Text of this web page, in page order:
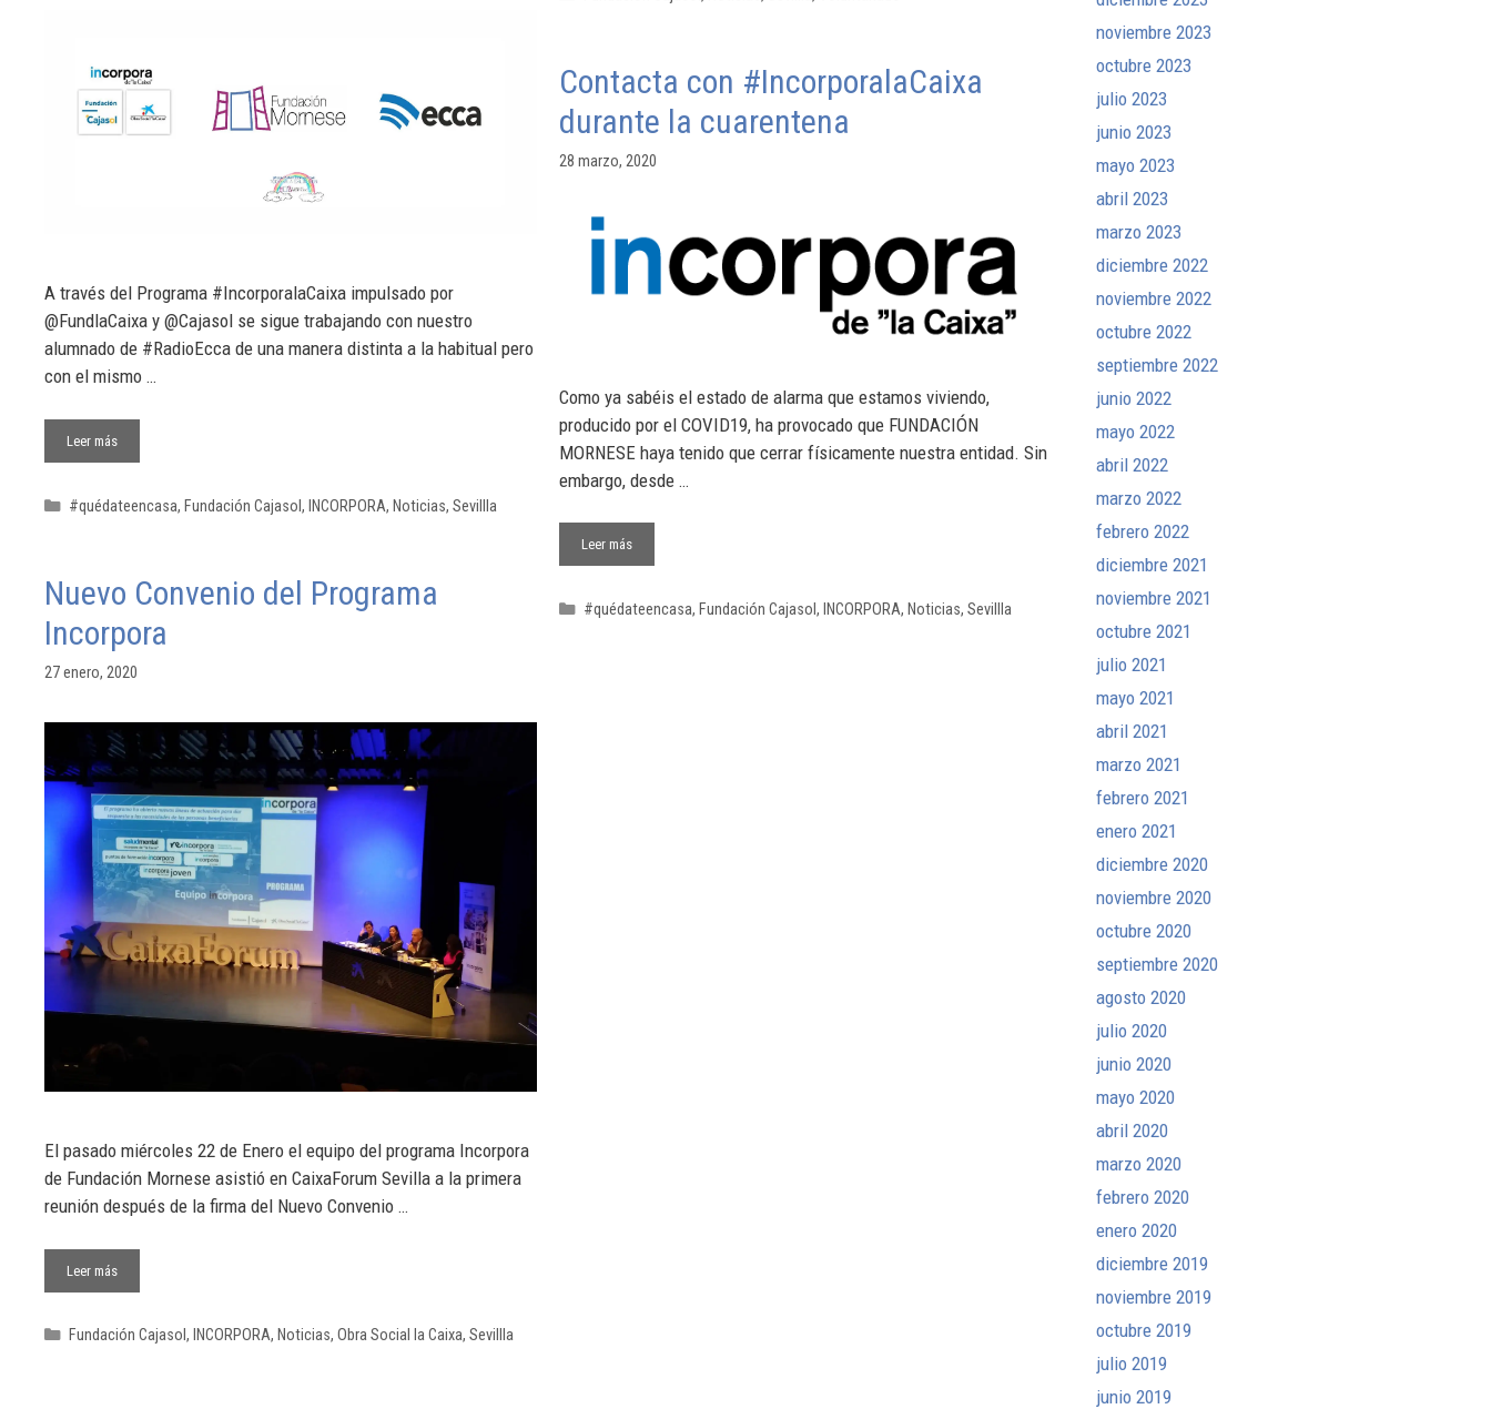
A través del Programa #IncorporalaCaixa impulsado por
@FundlaCaixa y @Cajasol se sigue trabajando con nuestro
alumnado de #RadioEcca de una manera distinta a la habitual pero
con el mismo …
Leer más
#quédateencasa, Fundación Cajasol , INCORPORA, Noticias, Sevillla
Contacta con #IncorporalaCaixa
durante la cuarentena
28 marzo, 2020
Como ya sabéis el estado de alarma que estamos viviendo,
producido por el COVID19, ha provocado que FUNDACIÓN
MORNESE haya tenido que cerrar físicamente nuestra entidad. Sin
embargo, desde …
Leer más
#quédateencasa, Fundación Cajasol , INCORPORA, Noticias, Sevillla
Nuevo Convenio del Programa
Incorpora
27 enero, 2020
El pasado miércoles 22 de Enero el equipo del programa Incorpora
de Fundación Mornese asistió en CaixaForum Sevilla a la primera
reunión después de la firma del Nuevo Convenio …
Leer más
Fundación Cajasol, INCORPORA, Noticias, Obra Social la Caixa, Sevillla
noviembre 2023
octubre 2023
julio 2023
junio 2023
mayo 2023
abril 2023
marzo 2023
diciembre 2022
noviembre 2022
octubre 2022
septiembre 2022
junio 2022
mayo 2022
abril 2022
marzo 2022
febrero 2022
diciembre 2021
noviembre 2021
octubre 2021
julio 2021
mayo 2021
abril 2021
marzo 2021
febrero 2021
enero 2021
diciembre 2020
noviembre 2020
octubre 2020
septiembre 2020
agosto 2020
julio 2020
junio 2020
mayo 2020
abril 2020
marzo 2020
febrero 2020
enero 2020
diciembre 2019
noviembre 2019
octubre 2019
julio 2019
junio 2019